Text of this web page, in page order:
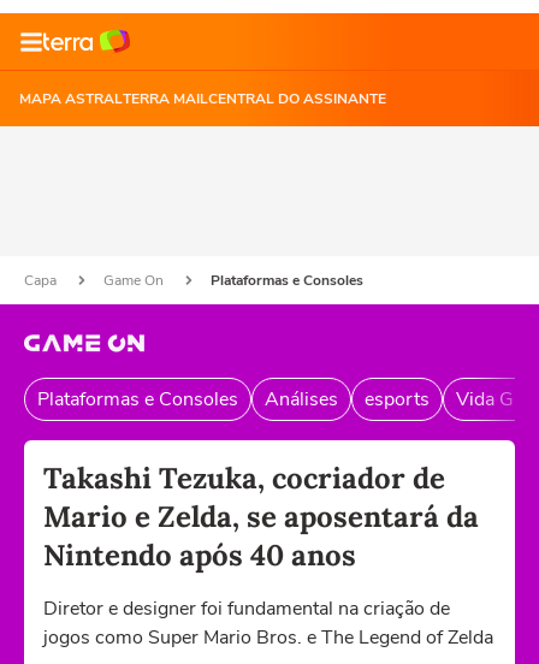
MAPA ASTRALTERRA MAILCENTRAL DO ASSINANTE
Capa Game On Plataformas e Consoles
Plataformas e Consoles Análises esports Vida
Takashi Tezuka, cocriador de
Mario e Zelda, se aposentará da
Nintendo após 40 anos
Diretor e designer foi fundamental na criação de
jogos como Super Mario Bros. e The Legend of Zelda